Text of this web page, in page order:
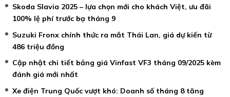
Skoda Slavia 2025 – lựa chọn mới cho khách Việt, ưu đãi
100% lệ phí trước bạ tháng 9
Suzuki Fronx chính thức ra mắt Thái Lan, giá dự kiến từ
486 triệu đồng
Cập nhật chi tiết bảng giá Vinfast VF3 tháng 09/2025 kèm
đánh giá mới nhất
Xe điện Trung Quốc vượt khó: Doanh số tháng 8 tăng